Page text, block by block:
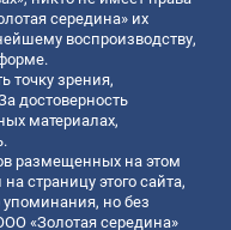
середина» их
воспроизводству,
точку зрения,
достоверность
материалах,
размещенных на этом
страницу этого сайта,
упоминания, но без
«Золотая середина»